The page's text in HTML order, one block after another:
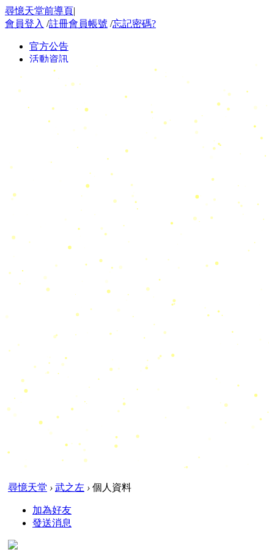
尋憶天堂前導頁|
會員登入 /註冊會員帳號 /忘記密碼?
尋憶天堂 › 武之左 › 個人資料
加為好友
發送消息